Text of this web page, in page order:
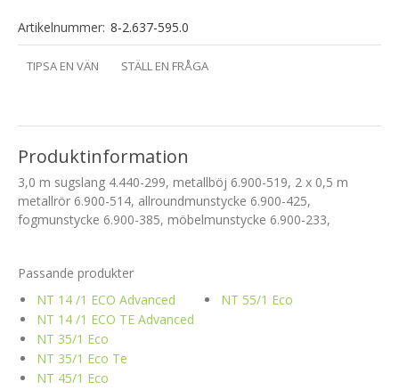
Artikelnummer: 8-2.637-595.0
TIPSA EN VÄN STÄLL EN FRÅGA
Produktinformation
3,0 m sugslang 4.440-299, metallböj 6.900-519, 2 x 0,5 m
metallrör 6.900-514, allroundmunstycke 6.900-425,
fogmunstycke 6.900-385, möbelmunstycke 6.900-233,
Passande produkter
NT 14 /1 ECO Advanced
NT 14 /1 ECO TE Advanced
NT 35/1 Eco
NT 35/1 Eco Te
NT 45/1 Eco
NT 55/1 Eco